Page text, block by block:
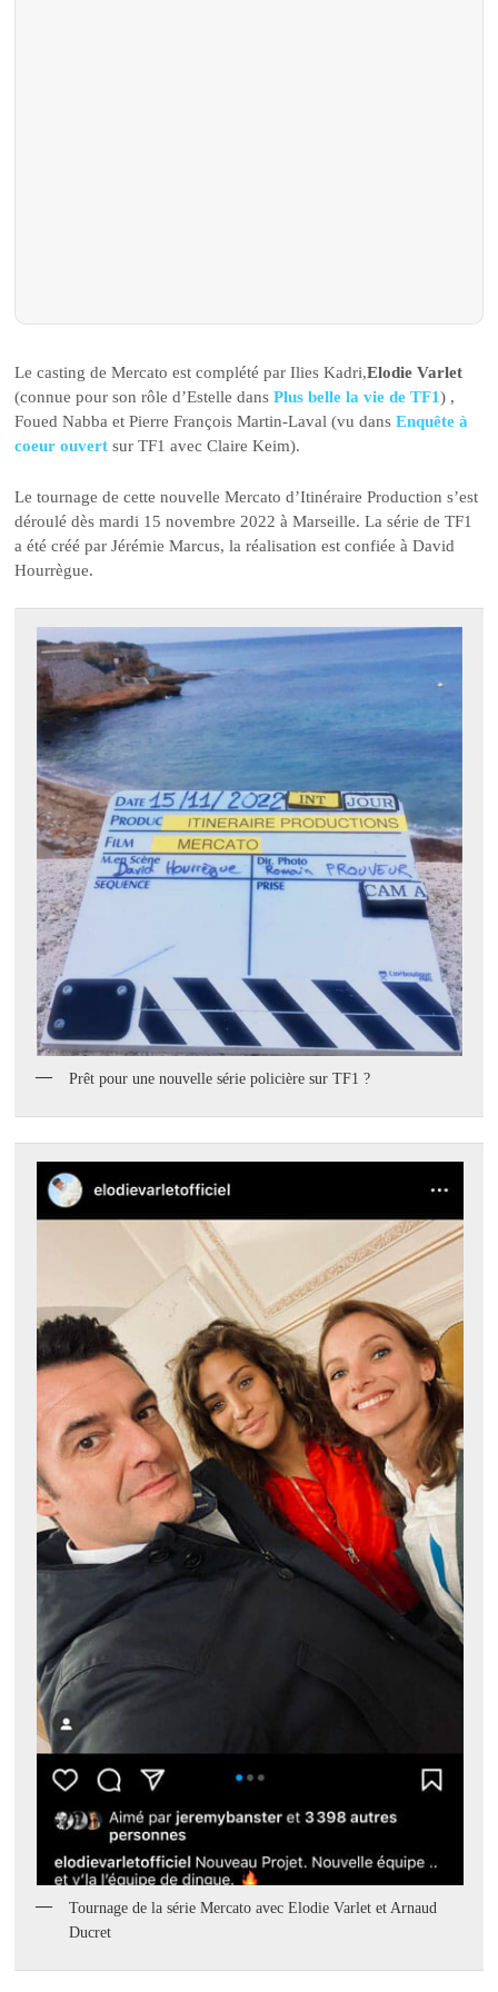
Le casting de Mercato est complété par Ilies Kadri,Elodie Varlet
(connue pour son rôle d’Estelle dansPlus belle la vie de TF1) ,
Foued Nabba et Pierre François Martin-Laval (vu dansEnquête à
coeur ouvert sur TF1 avec Claire Keim).
Le tournage de cette nouvelle Mercato d’Itinéraire Production s’est
déroulé dès mardi 15 novembre 2022 à Marseille. La série de TF1
a été créé par Jérémie Marcus, la réalisation est confiée à David
Hourrègue.
Prêt pour une nouvelle série policière sur TF1 ?
Tournage de la série Mercato avec Elodie Varlet et Arnaud
Ducret